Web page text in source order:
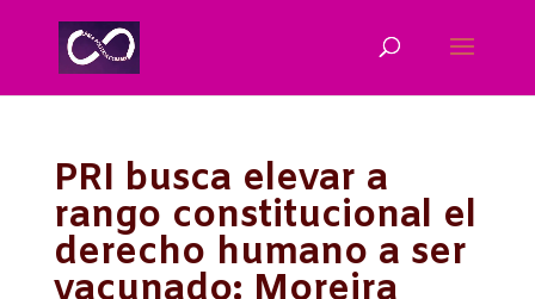
PRI busca elevar a
rango constitucional el
derecho humano a ser